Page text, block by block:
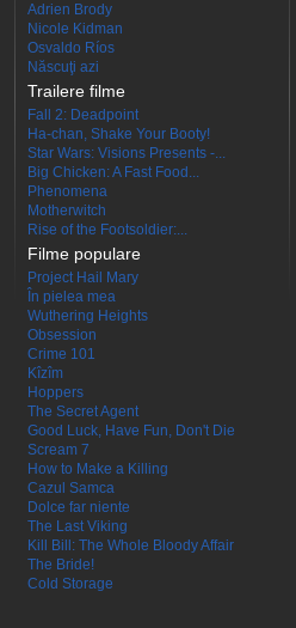
Adrien Brody
Nicole Kidman
Osvaldo Ríos
Născuţi azi
Trailere filme
Fall 2: Deadpoint
Ha-chan, Shake Your Booty!
Star Wars: Visions Presents -...
Big Chicken: A Fast Food...
Phenomena
Motherwitch
Rise of the Footsoldier:...
Filme populare
Project Hail Mary
În pielea mea
Wuthering Heights
Obsession
Crime 101
Kîzîm
Hoppers
The Secret Agent
Good Luck, Have Fun, Don't Die
Scream 7
How to Make a Killing
Cazul Samca
Dolce far niente
The Last Viking
Kill Bill: The Whole Bloody Affair
The Bride!
Cold Storage